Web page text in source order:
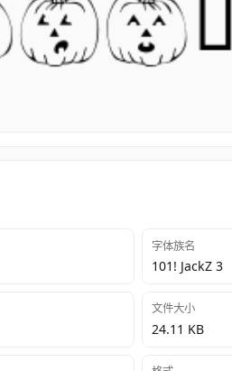
字体族名
101! JackZ 3
文件大小
24.11 KB